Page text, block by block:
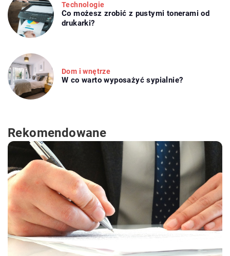
Technologie
Co możesz zrobić z pustymi tonerami od
drukarki?
Dom i wnętrze
W co warto wyposażyć sypialnie?
Rekomendowane